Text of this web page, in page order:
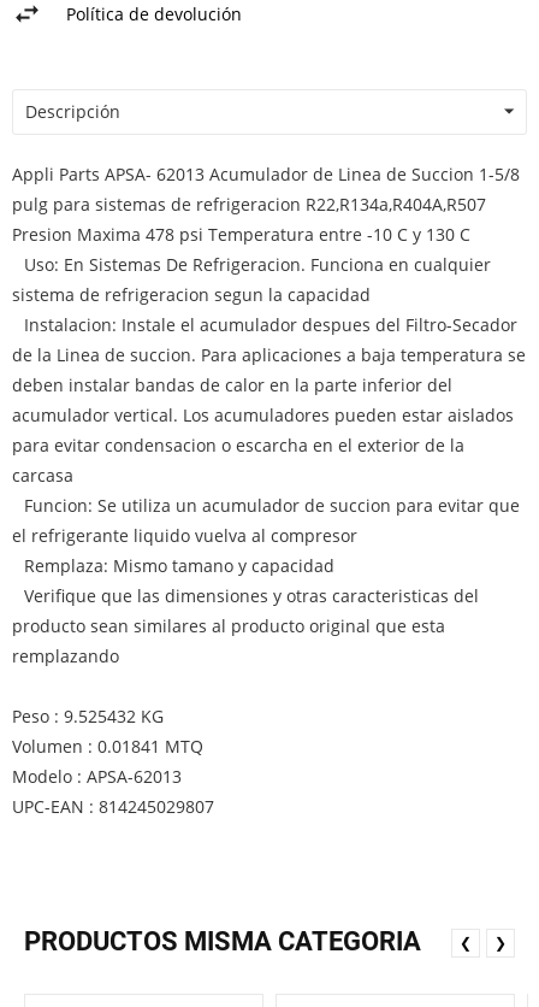
Política de devolución
Descripción
Appli Parts APSA- 62013 Acumulador de Linea de Succion 1-5/8
pulg para sistemas de refrigeracion R22,R134a,R404A,R507
Presion Maxima 478 psi Temperatura entre -10 C y 130 C
Uso: En Sistemas De Refrigeracion. Funciona en cualquier
sistema de refrigeracion segun la capacidad
Instalacion: Instale el acumulador despues del Filtro-Secador
de la Linea de succion. Para aplicaciones a baja temperatura se
deben instalar bandas de calor en la parte inferior del
acumulador vertical. Los acumuladores pueden estar aislados
para evitar condensacion o escarcha en el exterior de la
carcasa
Funcion: Se utiliza un acumulador de succion para evitar que
el refrigerante liquido vuelva al compresor
Remplaza: Mismo tamano y capacidad
Verifique que las dimensiones y otras caracteristicas del
producto sean similares al producto original que esta
remplazando
Peso : 9.525432 KG
Volumen : 0.01841 MTQ
Modelo : APSA-62013
UPC-EAN : 814245029807
PRODUCTOS MISMA CATEGORIA ❮ ❯